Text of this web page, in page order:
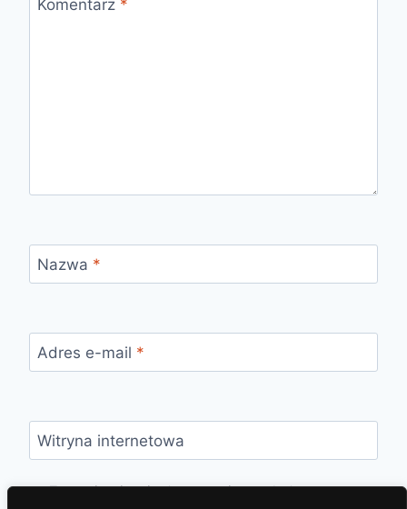
Komentarz *
Nazwa *
Adres e-mail *
Witryna internetowa
Zapamiętaj moje dane w tej przeglądarce